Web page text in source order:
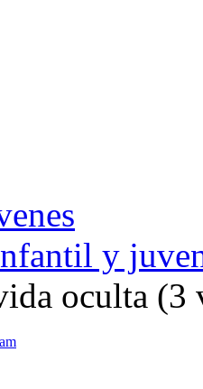
y
oculta (3